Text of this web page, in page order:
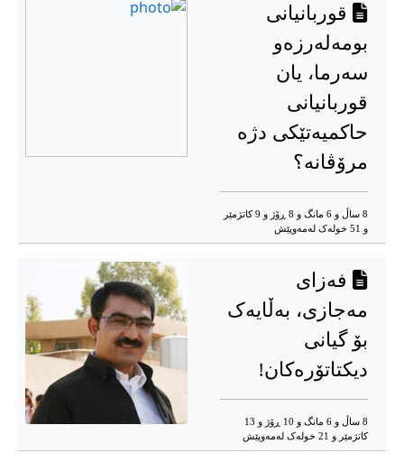
قوربانیانی
بومەلەرزەو
سەرما، یان
قوربانیانی
حاکمیەتێکی دژە
مرۆڤانە؟
8 ساڵ و 6 مانگ و 8 ڕۆژ و 9 کاتژمێر
و 51 خوله‌ک له‌مه‌وپێش‌
فەزای
مەجازی، بەڵایەک
بۆ گیانی
دیکتاتۆرەکان!
8 ساڵ و 6 مانگ و 10 ڕۆژ و 13
کاتژمێر و 21 خوله‌ک له‌مه‌وپێش‌